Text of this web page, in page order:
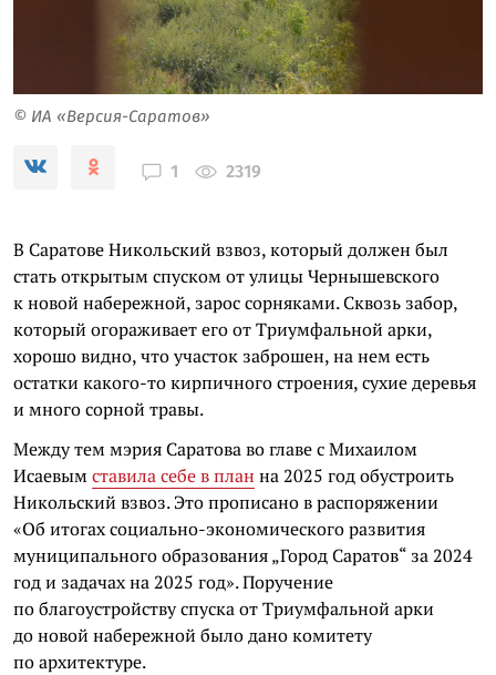
© ИА «Версия-Саратов»
1 2319
В Саратове Никольский взвоз, который должен был
стать открытым спуском от улицы Чернышевского
к новой набережной, зарос сорняками. Сквозь забор,
который огораживает его от Триумфальной арки,
хорошо видно, что участок заброшен, на нем есть
остатки какого-то кирпичного строения, сухие деревья
и много сорной травы.
Между тем мэрия Саратова во главе с Михаилом
Исаевымставила себе в план на 2025 год обустроить
Никольский взвоз. Это прописано в распоряжении
«Об итогах социально-экономического развития
муниципального образования „Город Саратов“ за 2024
год и задачах на 2025 год». Поручение
по благоустройству спуска от Триумфальной арки
до новой набережной было дано комитету
по архитектуре.